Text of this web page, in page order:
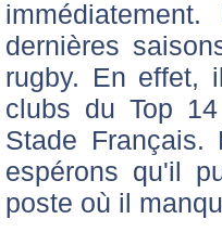
dernières
rugby. En effet,
clubs du Top
Stade
espérons qu'il
poste où il